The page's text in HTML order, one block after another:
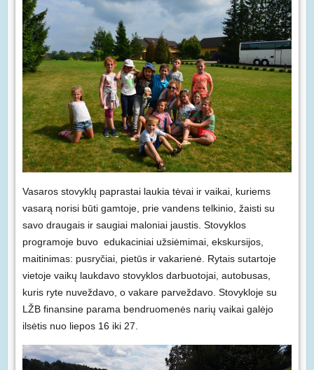
Vasaros stovyklų paprastai laukia tėvai ir vaikai, kuriems
vasarą norisi būti gamtoje, prie vandens telkinio, žaisti su
savo draugais ir saugiai maloniai jaustis. Stovyklos
programoje buvo edukaciniai užsiėmimai, ekskursijos,
maitinimas: pusryčiai, pietūs ir vakarienė. Rytais sutartoje
vietoje vaikų laukdavo stovyklos darbuotojai, autobusas,
kuris ryte nuveždavo, o vakare parveždavo. Stovykloje su
LŽB finansine parama bendruomenės narių vaikai galėjo
ilsėtis nuo liepos 16 iki 27.